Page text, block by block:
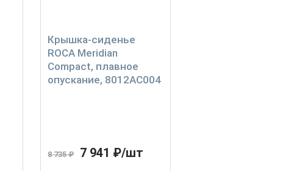
Крышка-сиденье
ROCA Meridian
Compact, плавное
опускание, 8012AC004
8 735 ₽ 7 941 ₽/шт